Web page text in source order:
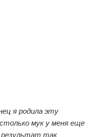
я родила эту
мук у меня еще
результат так